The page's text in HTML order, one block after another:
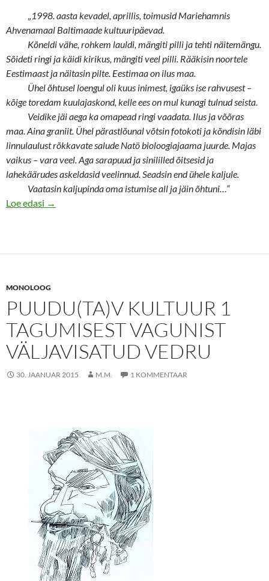
1998. aasta kevadel, aprillis, toimusid Mariehamnis
Ahvenamaal Baltimaade kultuuripäevad.
Kõneldi vähe, rohkem lauldi, mängiti pilli ja tehti näitemängu.
Sõideti ringi ja käidi kirikus, mängiti veel pilli. Rääkisin noortele
Eestimaast ja näitasin pilte. Eestimaa on ilus maa.
Ühel õhtusel loengul oli kuus inimest, igaüks ise rahvusest –
kõige toredam kuulajaskond, kelle ees on mul kunagi tulnud seista.
Veidike jäi aega ka omapead ringi vaadata. Ilus ja võõras
maa. Aina graniit. Ühel pärastlõunal võtsin fotokoti ja kõndisin läbi
linnulaulust rõkkavate salude Natö bioloogiajaama juurde. Majas
vaikus – vara veel. Aga sarapuud ja sinililled õitsesid ja
lahekäärudes askeldasid veelinnud. Seadsin end ühele kaljule.
Vaatasin kaljupinda oma istumise all ja jäin õhtuni…“
Loe edasi
Elusad kivimustrid vaikuse maastikel
→
MONOLOOG
PUUDU(TA)V KULTUUR 1
TAGUMISEST VAGUNIST
VÄLJAVISATUD VEDRU
30. JAANUAR 2015 M.M. 1 KOMMENTAAR